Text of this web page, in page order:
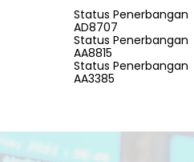
Status Penerbangan
AD8707
Status Penerbangan
AA8815
Status Penerbangan
AA3385